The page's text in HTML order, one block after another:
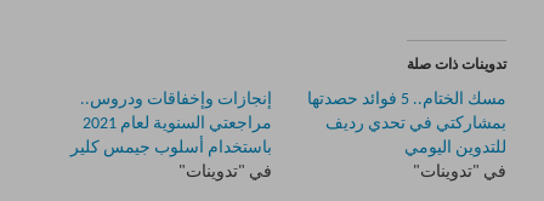
تدوينات ذات صلة
مسك الختام.. 5 فوائد حصدتها
بمشاركتي في تحدي رديف
للتدوين اليومي
في "تدوينات"
إنجازات وإخفاقات ودروس..
مراجعتي السنوية لعام 2021
باستخدام أسلوب جيمس كلير
في "تدوينات"